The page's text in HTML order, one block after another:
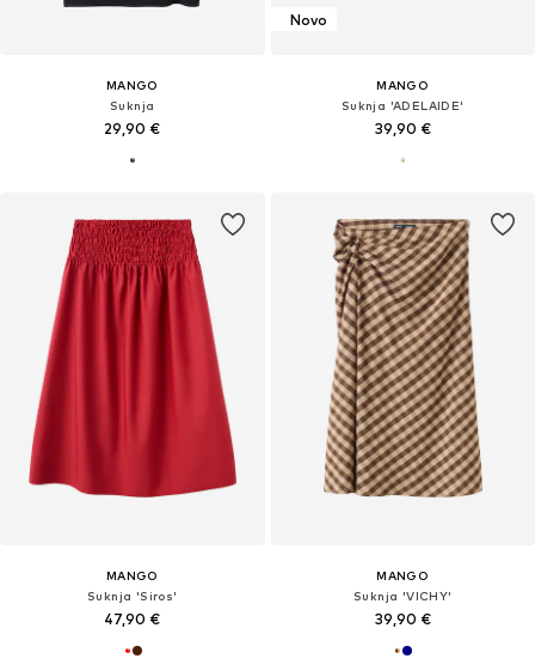
MANGO
Suknja
29,90 €
Novo
MANGO
Suknja 'ADELAIDE'
39,90 €
MANGO
Suknja 'Siros'
47,90 €
MANGO
Suknja 'VICHY'
39,90 €